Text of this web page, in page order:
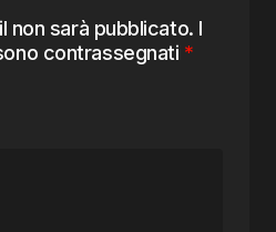
non sarà pubblicato. I
contrassegnati *